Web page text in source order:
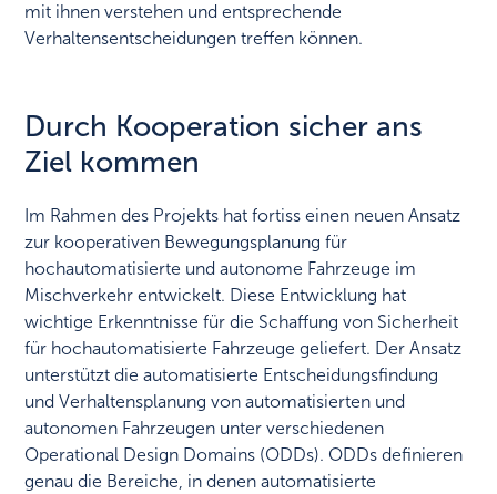
mit ihnen verstehen und entsprechende
Verhaltensentscheidungen treffen können.
Durch Kooperation sicher ans
Ziel kommen
Im Rahmen des Projekts hat fortiss einen neuen Ansatz
zur kooperativen Bewegungsplanung für
hochautomatisierte und autonome Fahrzeuge im
Mischverkehr entwickelt. Diese Entwicklung hat
wichtige Erkenntnisse für die Schaffung von Sicherheit
für hochautomatisierte Fahrzeuge geliefert. Der Ansatz
unterstützt die automatisierte Entscheidungsfindung
und Verhaltensplanung von automatisierten und
autonomen Fahrzeugen unter verschiedenen
Operational Design Domains (ODDs). ODDs definieren
genau die Bereiche, in denen automatisierte